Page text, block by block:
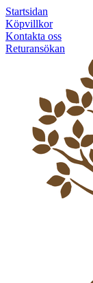
Startsidan
Köpvillkor
Kontakta oss
Returansökan